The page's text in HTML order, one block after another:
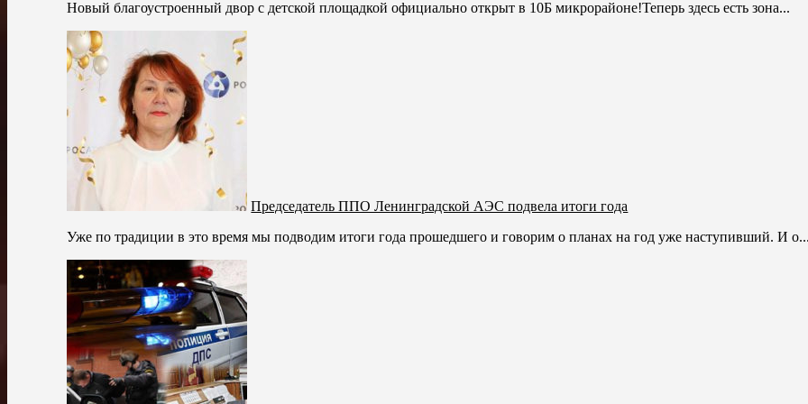
Новый благоустроенный двор с детской площадкой официально открыт в 10Б микрорайоне!Теперь здесь есть зона...
Председатель ППО Ленинградской АЭС подвела итоги года
Уже по традиции в это время мы подводим итоги года прошедшего и говорим о планах на год уже наступивший. И